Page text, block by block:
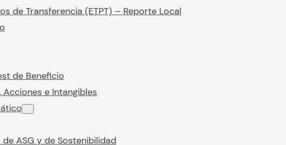
de Transferencia (ETPT) – Reporte Local
de Beneficio
e Intangibles
ASG y de Sostenibilidad